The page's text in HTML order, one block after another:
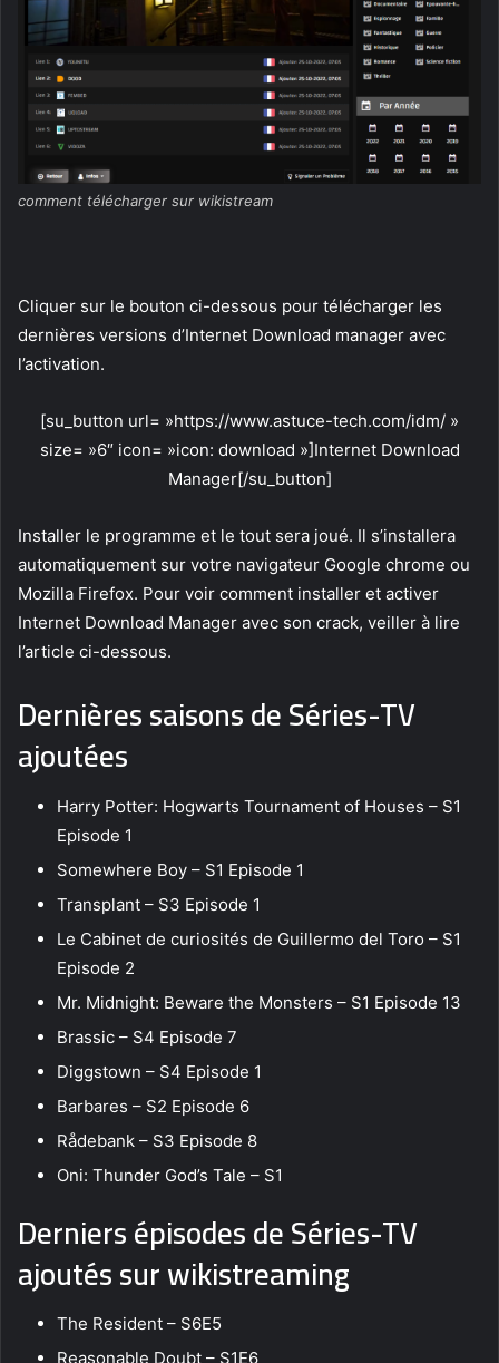
comment télécharger sur wikistream
Cliquer sur le bouton ci-dessous pour télécharger les
dernières versions d’Internet Download manager avec
l’activation.
[su_button url= »https://www.astuce-tech.com/idm/ »
size= »6″ icon= »icon: download »]Internet Download
Manager[/su_button]
Installer le programme et le tout sera joué. Il s’installera
automatiquement sur votre navigateur Google chrome ou
Mozilla Firefox. Pour voir comment installer et activer
Internet Download Manager avec son crack, veiller à lire
l’article ci-dessous.
Dernières saisons de Séries-TV
ajoutées
Harry Potter: Hogwarts Tournament of Houses – S1
Episode 1
Somewhere Boy – S1 Episode 1
Transplant – S3 Episode 1
Le Cabinet de curiosités de Guillermo del Toro – S1
Episode 2
Mr. Midnight: Beware the Monsters – S1 Episode 13
Brassic – S4 Episode 7
Diggstown – S4 Episode 1
Barbares – S2 Episode 6
Rådebank – S3 Episode 8
Oni: Thunder God’s Tale – S1
Derniers épisodes de Séries-TV
ajoutés sur wikistreaming
The Resident – S6E5
Reasonable Doubt – S1E6